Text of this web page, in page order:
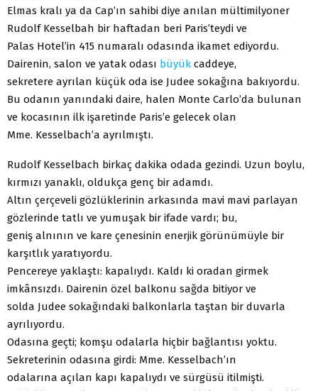
Elmas kralı ya da Cap’ın sahibi diye anılan mültimilyoner
Rudolf Kesselbah bir haftadan beri Paris’teydi ve
Palas Hotel’in 415 numaralı odasında ikamet ediyordu.
Dairenin, salon ve yatak odası büyük caddeye,
sekretere ayrılan küçük oda ise Judee sokağına bakıyordu.
Bu odanın yanındaki daire, halen Monte Carlo’da bulunan
ve kocasının ilk işaretinde Paris’e gelecek olan
Mme. Kesselbach’a ayrılmıştı.
Rudolf Kesselbach birkaç dakika odada gezindi. Uzun boylu,
kırmızı yanaklı, oldukça genç bir adamdı.
Altın çerçeveli gözlüklerinin arkasında mavi mavi parlayan
gözlerinde tatlı ve yumuşak bir ifade vardı; bu,
geniş alnının ve kare çenesinin enerjik görünümüyle bir
karşıtlık yaratıyordu.
Pencereye yaklaştı: kapalıydı. Kaldı ki oradan girmek
imkânsızdı. Dairenin özel balkonu sağda bitiyor ve
solda Judee sokağındaki balkonlarla taştan bir duvarla
ayrılıyordu.
Odasına geçti; komşu odalarla hiçbir bağlantısı yoktu.
Sekreterinin odasına girdi: Mme. Kesselbach’ın
odalarına açılan kapı kapalıydı ve sürgüsü itilmişti.